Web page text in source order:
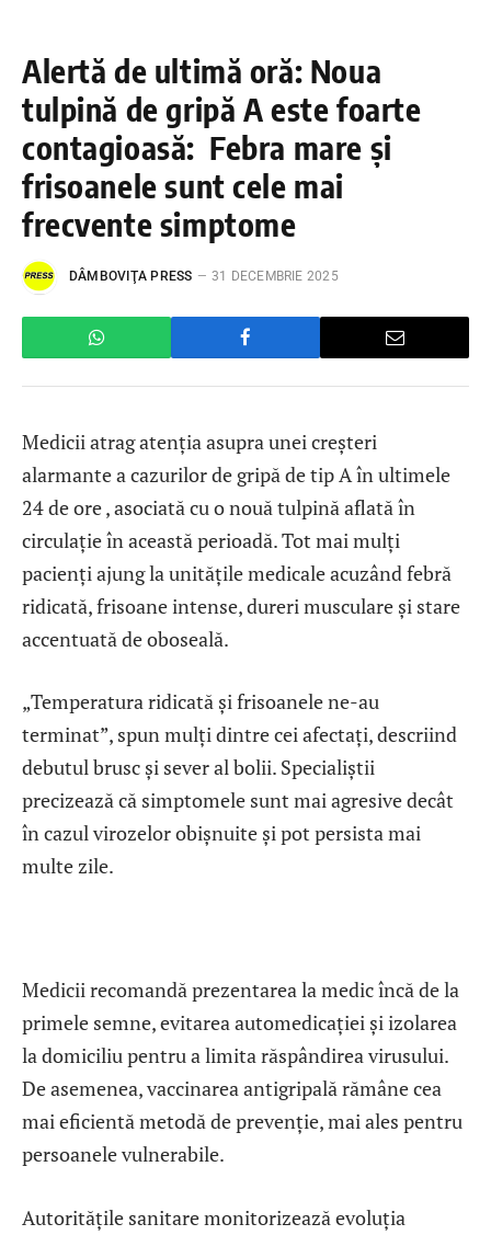
Alertă de ultimă oră: Noua
tulpină de gripă A este foarte
contagioasă: Febra mare și
frisoanele sunt cele mai
frecvente simptome
DÂMBOVIŢA PRESS 31 DECEMBRIE 2025
Medicii atrag atenția asupra unei creșteri
alarmante a cazurilor de gripă de tip A în ultimele
24 de ore , asociată cu o nouă tulpină aflată în
circulație în această perioadă. Tot mai mulți
pacienți ajung la unitățile medicale acuzând febră
ridicată, frisoane intense, dureri musculare și stare
accentuată de oboseală.
„Temperatura ridicată și frisoanele ne-au
terminat”, spun mulți dintre cei afectați, descriind
debutul brusc și sever al bolii. Specialiștii
precizează că simptomele sunt mai agresive decât
în cazul virozelor obișnuite și pot persista mai
multe zile.
Medicii recomandă prezentarea la medic încă de la
primele semne, evitarea automedicației și izolarea
la domiciliu pentru a limita răspândirea virusului.
De asemenea, vaccinarea antigripală rămâne cea
mai eficientă metodă de prevenție, mai ales pentru
persoanele vulnerabile.
Autoritățile sanitare monitorizează evoluția